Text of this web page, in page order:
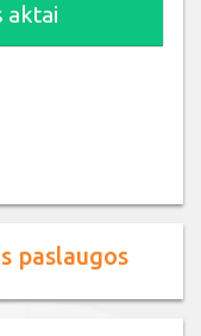
aktai
paslaugos